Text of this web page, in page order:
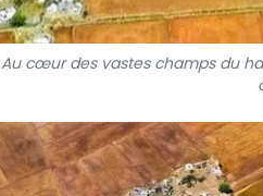
Au cœur des vastes champs du